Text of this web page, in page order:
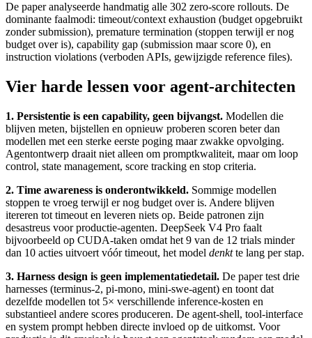
De paper analyseerde handmatig alle 302 zero-score rollouts. De
dominante faalmodi: timeout/context exhaustion (budget opgebruikt
zonder submission), premature termination (stoppen terwijl er nog
budget over is), capability gap (submission maar score 0), en
instruction violations (verboden APIs, gewijzigde reference files).
Vier harde lessen voor agent-architecten
1. Persistentie is een capability, geen bijvangst. Modellen die
blijven meten, bijstellen en opnieuw proberen scoren beter dan
modellen met een sterke eerste poging maar zwakke opvolging.
Agentontwerp draait niet alleen om promptkwaliteit, maar om loop
control, state management, score tracking en stop criteria.
2. Time awareness is onderontwikkeld. Sommige modellen
stoppen te vroeg terwijl er nog budget over is. Andere blijven
itereren tot timeout en leveren niets op. Beide patronen zijn
desastreus voor productie-agenten. DeepSeek V4 Pro faalt
bijvoorbeeld op CUDA-taken omdat het 9 van de 12 trials minder
dan 10 acties uitvoert vóór timeout, het model denktte lang per stap.
3. Harness design is geen implementatiedetail. De paper test drie
harnesses (terminus-2, pi-mono, mini-swe-agent) en toont dat
dezelfde modellen tot 5× verschillende inference-kosten en
substantieel andere scores produceren. De agent-shell, tool-interface
en system prompt hebben directe invloed op de uitkomst. Voor